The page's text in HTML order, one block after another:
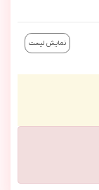
نمایش لیست